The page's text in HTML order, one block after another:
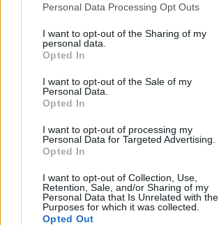
Personal Data Processing Opt Outs
I want to opt-out of the Sharing of my
personal data.
Opted In
I want to opt-out of the Sale of my
Personal Data.
Opted In
I want to opt-out of processing my
Personal Data for Targeted Advertising.
Opted In
I want to opt-out of Collection, Use,
Retention, Sale, and/or Sharing of my
Personal Data that Is Unrelated with the
Purposes for which it was collected.
Opted Out